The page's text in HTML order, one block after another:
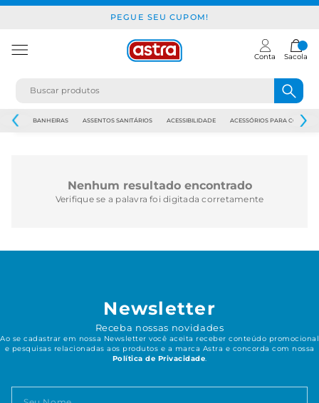
PEGUE SEU CUPOM!
Conta Sacola
JAPI BANHEIRAS ASSENTOS SANITÁRIOS ACESSIBILIDADE ACESSÓRIOS PARA
Nenhum resultado encontrado
Verifique se a palavra foi digitada corretamente
Newsletter
Receba nossas novidades
Ao se cadastrar em nossa Newsletter você aceita receber conteúdo promocional
e pesquisas relacionadas aos produtos e a marca Astra e concorda com nossa
Política de Privacidade.